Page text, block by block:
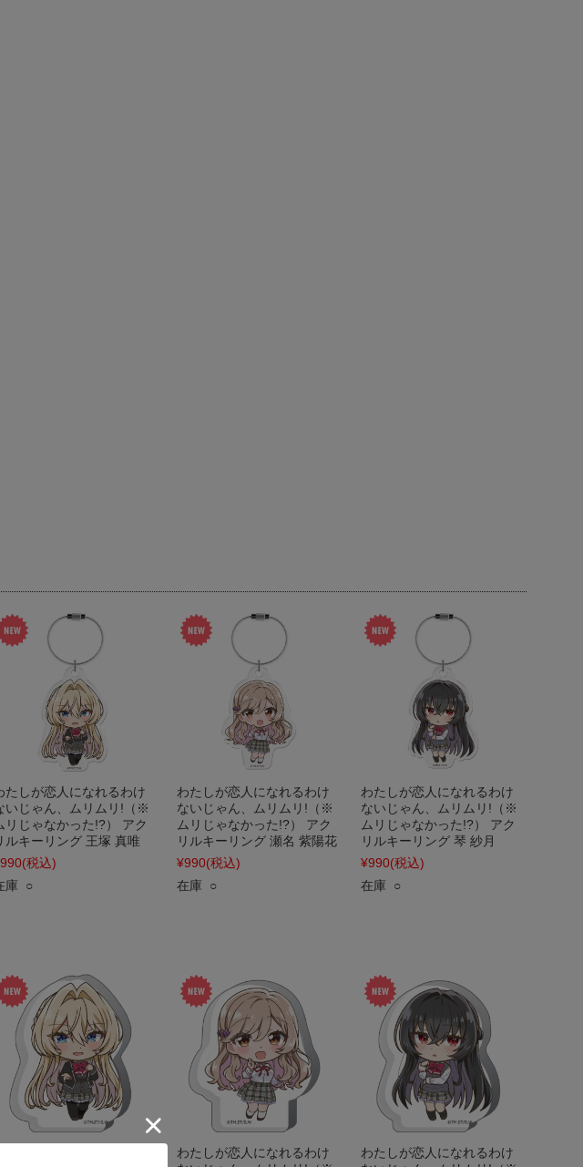
たしが恋人になれるわけ
いじゃん、ムリムリ!（※
リじゃなかった!?） アク
ルキーリング 王塚 真唯
(税込)
庫 ○
わたしが恋人になれるわけ
ないじゃん、ムリムリ!（※
ムリじゃなかった!?） アク
リルキーリング 瀬名 紫陽花
¥990(税込)
在庫 ○
わたしが恋人になれるわけ
ないじゃん、ムリムリ!（※
ムリじゃなかった!?） アク
リルキーリング 琴 紗月
¥990(税込)
在庫 ○
わたしが恋人になれるわけ
わたしが恋人になれるわけ